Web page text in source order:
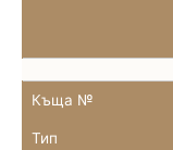
Къща №
Тип